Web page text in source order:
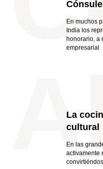
En muchos
India los
honorario, a
empresarial
La
cultural
En las
activamente